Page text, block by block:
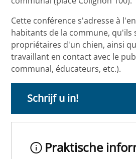
Cette conférence s'adresse à
habitants de la commune, qu'ils
propriétaires d'un chien, ainsi
travaillant en contact avec le
communal, éducateurs, etc.).
Schrijf u in!
Praktische